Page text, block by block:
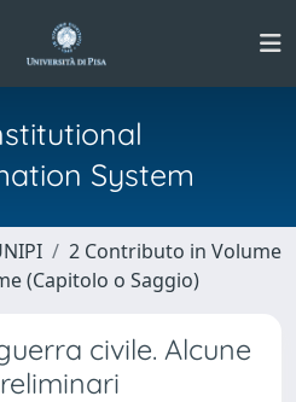
System
2 Contributo in Volume
(Capitolo o Saggio)
civile. Alcune